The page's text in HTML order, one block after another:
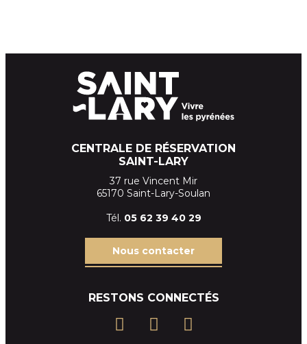
CENTRALE DE RÉSERVATION
SAINT-LARY
37 rue Vincent Mir
65170 Saint-Lary-Soulan
Tél. 05 62 39 40 29
Nous contacter
RESTONS CONNECTÉS